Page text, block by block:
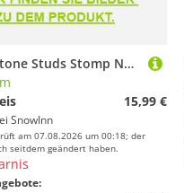
Volcom Stone Studs Stomp Non-slip Pad Durchsichtig
15,99 €
SnowInn
am 07.08.2026 um 00:18; der
seitdem geändert haben.